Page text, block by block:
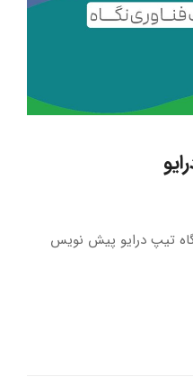
مناقصه خرید 2 دستگاه تیپ درایو پیش نویس